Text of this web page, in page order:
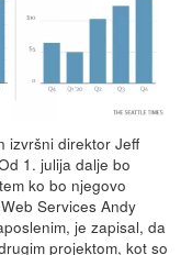
izvršni direktor Jeff
1. julija dalje bo
ko bo njegovo
Services Andy
je zapisal, da
projektom, kot so